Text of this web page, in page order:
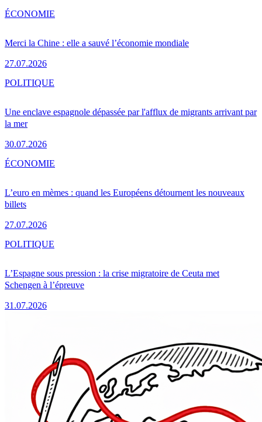
Merci la Chine : elle a sauvé l’économie mondiale
27.07.2026
ÉCONOMIE
Une enclave espagnole dépassée par l'afflux de migrants arrivant par
la mer
30.07.2026
POLITIQUE
L’euro en mèmes : quand les Européens détournent les nouveaux
billets
27.07.2026
ÉCONOMIE
L’Espagne sous pression : la crise migratoire de Ceuta met
Schengen à l’épreuve
31.07.2026
POLITIQUE